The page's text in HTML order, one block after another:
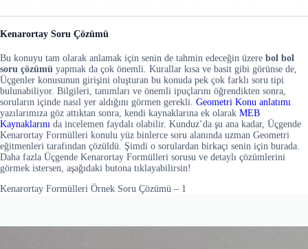
Kenarortay Soru Çözümü
Bu konuyu tam olarak anlamak için senin de tahmin edeceğin üzere bol bol
soru çözümü yapmak da çok önemli. Kurallar kısa ve basit gibi görünse de,
Üçgenler konusunun girişini oluşturan bu konuda pek çok farklı soru tipi
bulunabiliyor. Bilgileri, tanımları ve önemli ipuçlarını öğrendikten sonra,
soruların içinde nasıl yer aldığını görmen gerekli. Geometri Konu anlatımı
yazılarımıza göz attıktan sonra, kendi kaynaklarına ek olarak MEB
Kaynaklarını da incelemen faydalı olabilir. Kunduz’da şu ana kadar, Üçgende
Kenarortay Formülleri konulu yüz binlerce soru alanında uzman Geometri
eğitmenleri tarafından çözüldü. Şimdi o sorulardan birkaçı senin için burada.
Daha fazla Üçgende Kenarortay Formülleri sorusu ve detaylı çözümlerini
görmek istersen, aşağıdaki butona tıklayabilirsin!
Kenarortay Formülleri Örnek Soru Çözümü – 1